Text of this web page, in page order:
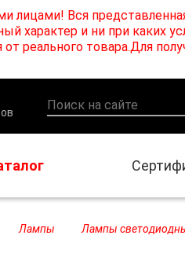
лицами! Вся
характер и ни при каких
от реального товара.Для
Лампы Лампы